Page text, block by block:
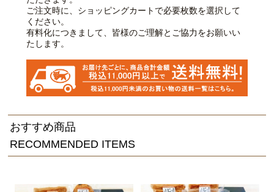
ご注文時に、ショッピングカートで必要枚数を選択して
ください。
有料化につきまして、皆様のご理解とご協力をお願いい
たします。
RECOMMENDED ITEMS
おすすめ商品